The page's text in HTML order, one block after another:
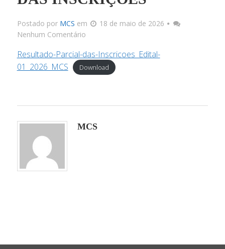
Postado por MCS em
18 de maio de 2026
Nenhum Comentário
Resultado-Parcial-das-Inscricoes_Edital-
01_2026_MCS
Download
MCS